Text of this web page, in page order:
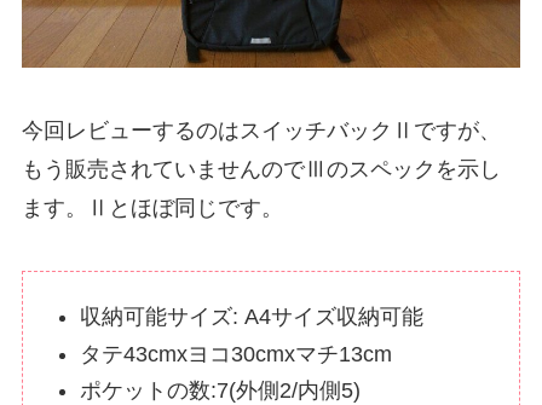
今回レビューするのはスイッチバックⅡですが、
もう販売されていませんのでⅢのスペックを示し
ます。Ⅱとほぼ同じです。
収納可能サイズ: A4サイズ収納可能
タテ43cmxヨコ30cmxマチ13cm
ポケットの数:7(外側2/内側5)